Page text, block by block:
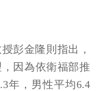
彭金隆則指出，
因為依衛福部推
年，男性平均6.4